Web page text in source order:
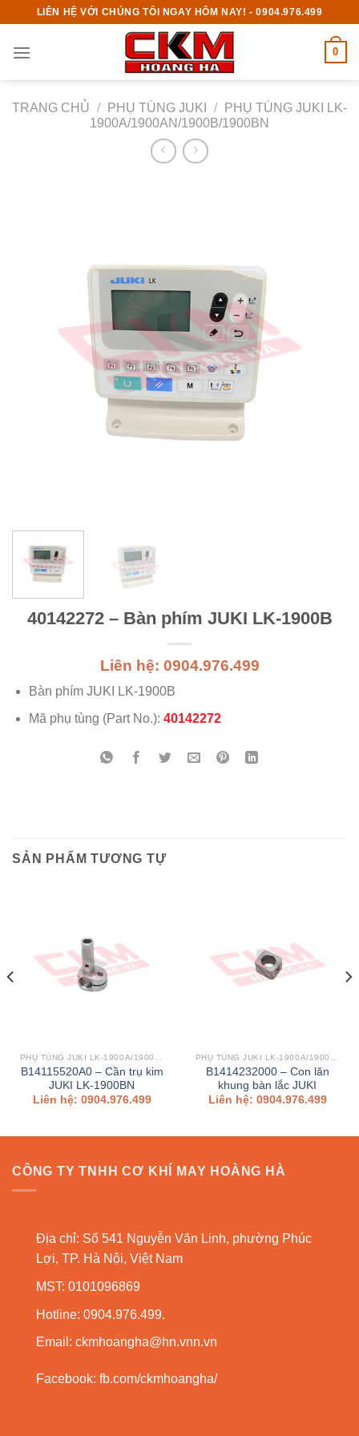
content
LIÊN HỆ VỚI CHÚNG TÔI NGAY HÔM NAY! - 0904.976.499
0
TRANG CHỦ / PHỤ TÙNG JUKI /
PHỤ TÙNG JUKI LK-
1900A/1900AN/1900B/1900BN
40142272 – Bàn phím JUKI LK-1900B
Liên hệ: 0904.976.499
Bàn phím JUKI LK-1900B
Mã phụ tùng (Part No.): 40142272
SẢN PHẨM TƯƠNG TỰ
B14115520A0 – Cần trụ kim
JUKI LK-1900BN
Liên hệ: 0904.976.499
B1414232000 – Con lăn
khung bàn lắc JUKI
Liên hệ: 0904.976.499
CÔNG TY TNHH CƠ KHÍ MAY HOÀNG HÀ
Địa chỉ: Số 541 Nguyễn Văn Linh, phường Phúc
Lợi, TP. Hà Nội, Việt Nam
MST: 0101096869
Hotline: 0904.976.499.
Email: ckmhoangha@hn.vnn.vn
Facebook: fb.com/ckmhoangha/